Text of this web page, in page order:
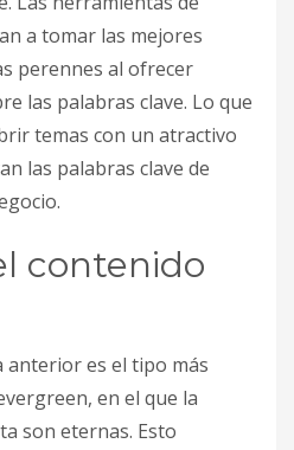
a tomar las mejores
perennes al ofrecer
las palabras clave. Lo que
temas con un atractivo
las palabras clave de
contenido
anterior es el tipo más
en el que la
son eternas. Esto